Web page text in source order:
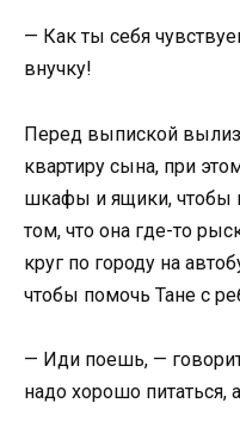
— Как ты себя
внучку!
Перед выпиской
квартиру сына, при
шкафы и ящики, чтобы
том, что она где-то
круг по городу на
чтобы помочь Тане с
— Иди поешь, —
надо хорошо питаться,